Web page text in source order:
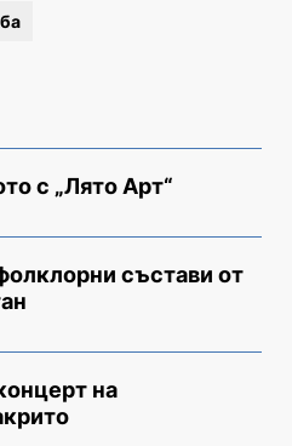
с „Лято Арт“
състави от
на